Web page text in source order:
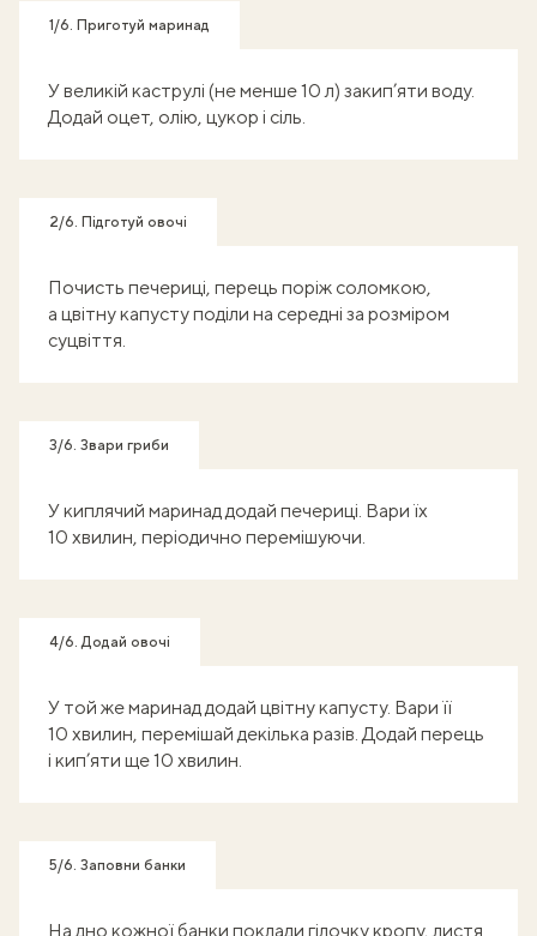
1/6. Приготуй маринад
У великій каструлі (не менше 10 л) закип’яти воду.
Додай оцет, олію, цукор і сіль.
2/6. Підготуй овочі
Почисть печериці, перець поріж соломкою,
а цвітну капусту поділи на середні за розміром
суцвіття.
3/6. Звари гриби
У киплячий маринад додай печериці. Вари їх
10 хвилин, періодично перемішуючи.
4/6. Додай овочі
У той же маринад додай цвітну капусту. Вари її
10 хвилин, перемішай декілька разів. Додай перець
і кип’яти ще 10 хвилин.
5/6. Заповни банки
На дно кожної банки поклади гілочку кропу, листя